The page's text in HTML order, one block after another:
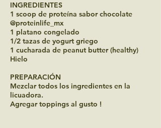
INGREDIENTES
1 scoop de proteína sabor chocolate
@proteinlife_mx
1 platano congelado
1/2 tazas de yogurt griego
1 cucharada de peanut butter (healthy)
Hielo
PREPARACIÓN
Mezclar todos los ingredientes en la
licuadora.
Agregar toppings al gusto !